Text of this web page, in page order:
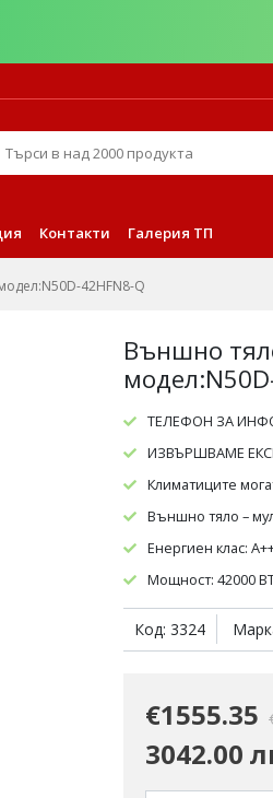
Контакти Галерия ТП
42HFN8-Q
Външно
ТЕЛЕФОН ЗА
ИЗВЪРШВАМЕ
Климатиците
Външно тяло –
Енергиен клас:
Мощност: 42000
Код: 3324
€1555.35
3042.00